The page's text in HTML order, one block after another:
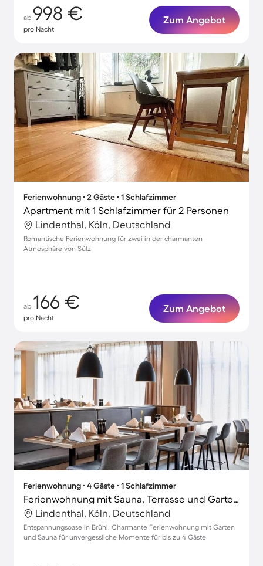
ab 998 €
pro Nacht
Zum Angebot
Ferienwohnung ∙ 2 Gäste ∙ 1 Schlafzimmer
Apartment mit 1 Schlafzimmer für 2 Personen
Lindenthal, Köln, Deutschland
Romantische Ferienwohnung für zwei in der charmanten
Atmosphäre von Sülz
ab 166 €
pro Nacht
Zum Angebot
Ferienwohnung ∙ 4 Gäste ∙ 1 Schlafzimmer
Ferienwohnung mit Sauna, Terrasse und Garten | Perfekt für die Arbeit von Zuhause
Lindenthal, Köln, Deutschland
Entspannungsoase in Brühl: Charmante Ferienwohnung mit Garten
und Sauna für unvergessliche Momente für bis zu 4 Gäste